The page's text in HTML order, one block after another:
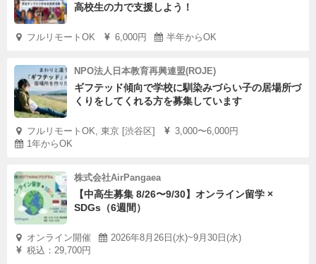
高校生の力で支援しよう！
フルリモートOK 6,000円 半年からOK
NPO法人日本教育再興連盟(ROJE)
ギフテッド傾向で学校に馴染みづらい子の居場所づ
くりをしてくれる方を募集しています
フルリモートOK, 東京 [渋谷区]
3,000〜6,000円
1年からOK
株式会社AirPangaea
【中高生募集 8/26〜9/30】オンライン留学 ×
SDGs（6週間）
オンライン開催
2026年8月26日(水)~9月30日(水)
税込：29,700円